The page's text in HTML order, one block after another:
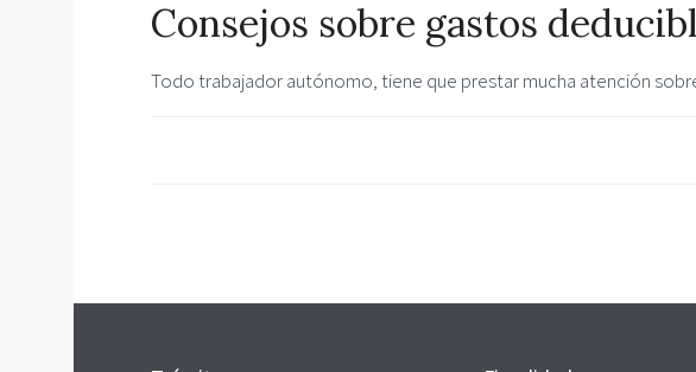
Consejos sobre gastos
Todo trabajador autónomo, tiene que prestar mucha atención